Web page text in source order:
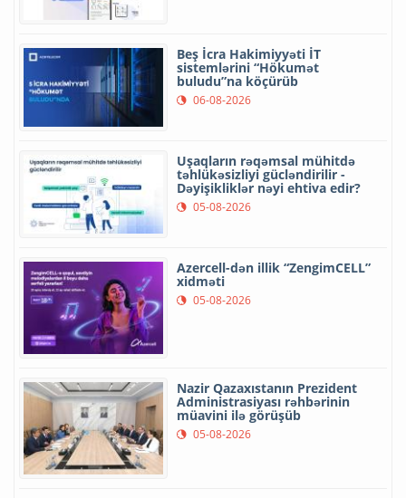
Beş İcra Hakimiyyəti İT
sistemlərini “Hökumət
buludu”na köçürüb
06-08-2026
Uşaqların rəqəmsal mühitdə
təhlükəsizliyi gücləndirilir -
Dəyişikliklər nəyi ehtiva edir?
05-08-2026
Azercell-dən illik “ZengimCELL”
xidməti
05-08-2026
Nazir Qazaxıstanın Prezident
Administrasiyası rəhbərinin
müavini ilə görüşüb
05-08-2026